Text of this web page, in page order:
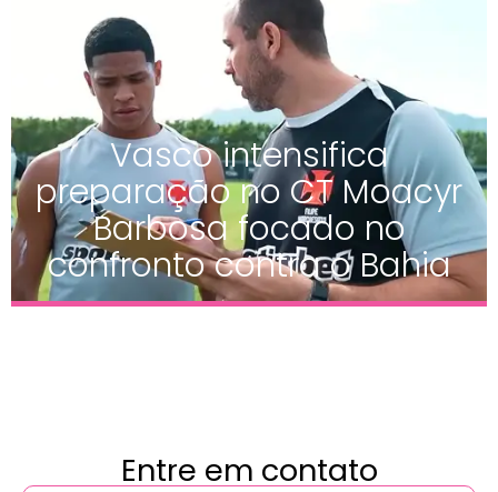
Vasco intensifica
preparação no CT Moacyr
Barbosa focado no
confronto contra o Bahia
Entre em contato